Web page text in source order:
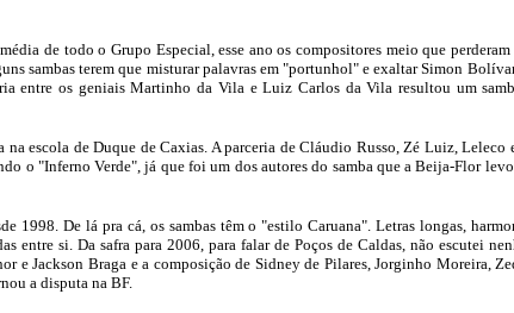
de todo o Grupo Especial, esse ano os compositores meio que
sambas terem que misturar palavras em "portunhol" e exaltar Simon
entre os geniais Martinho da Vila e Luiz Carlos da Vila resultou um
escola de Duque de Caxias. A parceria de Cláudio Russo, Zé Luiz, Leleco
o "Inferno Verde", já que foi um dos autores do samba que a Beija-Flor
De lá pra cá, os sambas têm o "estilo Caruana". Letras longas,
entre si. Da safra para 2006, para falar de Poços de Caldas, não escutei
e Jackson Braga e a composição de Sidney de Pilares, Jorginho Moreira,
a disputa na BF.